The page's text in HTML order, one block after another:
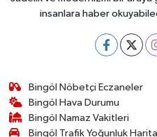
insanlara haber
Bingöl Nöbetçi Eczaneler
Bingöl Hava Durumu
Bingöl Namaz Vakitleri
Bingöl Trafik Yoğunluk